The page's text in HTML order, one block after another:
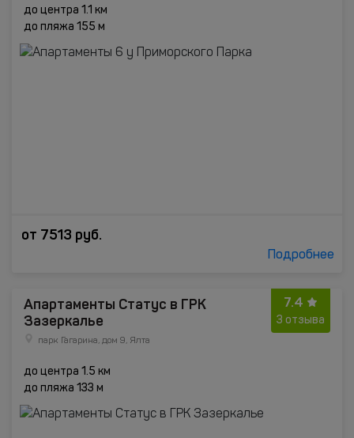
до центра 1.1 км
до пляжа 155 м
от 7513 руб.
Подробнее
7.4
3 отзыва
Апартаменты Статус в ГРК
Зазеркалье
парк Гагарина, дом 9, Ялта
до центра 1.5 км
до пляжа 133 м